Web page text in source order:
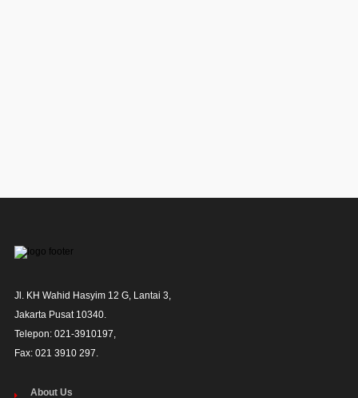
Jl. KH Wahid Hasyim 12 G, Lantai 3,
Jakarta Pusat 10340.
Telepon: 021-3910197,
Fax: 021 3910 297.
About Us